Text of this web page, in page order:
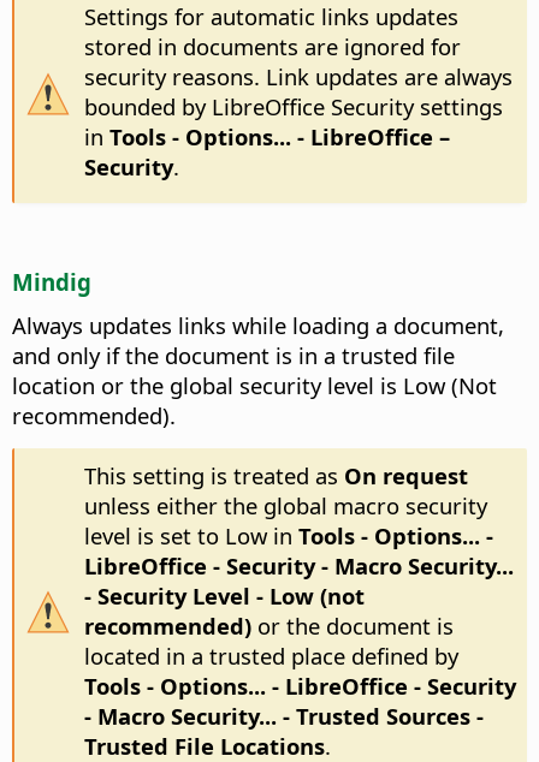
Settings for automatic links updates
stored in documents are ignored for
security reasons. Link updates are always
bounded by LibreOffice Security settings
in Tools - Options... - LibreOffice –
Security.
Mindig
Always updates links while loading a document,
and only if the document is in a trusted file
location or the global security level is Low (Not
recommended).
This setting is treated as On request
unless either the global macro security
level is set to Low in Tools - Options... -
LibreOffice - Security - Macro Security...
- Security Level - Low (not
recommended)or the document is
located in a trusted place defined by
Tools - Options... - LibreOffice - Security
- Macro Security... - Trusted Sources -
Trusted File Locations.